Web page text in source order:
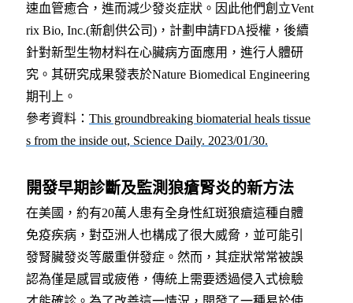
速血管癒合，進而減少發炎症狀。因此他們創立Vent
rix Bio, Inc.(新創供公司)，計劃申請FDA授權，後續
針對新型生物材料在心臟病方面應用，進行人體研
究。其研究成果發表於Nature Biomedical Engineering
期刊上。
參考資料 ： This groundbreaking biomaterial heals tissue
s from the inside out, Science Daily. 2023/01/30.
開發早期診斷及監測狼瘡腎炎的新方法
在美國，約有20萬人患有全身性紅斑狼瘡這種自體
免疫疾病，對亞洲人也構成了很大威脅，並可能引
發腎臟發炎等嚴重併發症。然而，其症狀常常被誤
認為僅是感冒或疲倦，傳統上需要透過侵入式檢驗